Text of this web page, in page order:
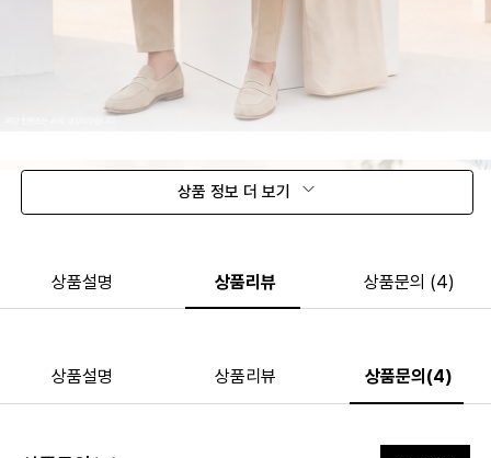
상품 정보 더 보기
상품설명 상품리뷰 상품문의 (4)
상품설명 상품리뷰 상품문의(4)